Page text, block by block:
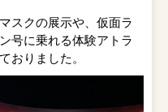
スクの展示や、仮面ラ
号に乗れる体験アトラ
おりました。